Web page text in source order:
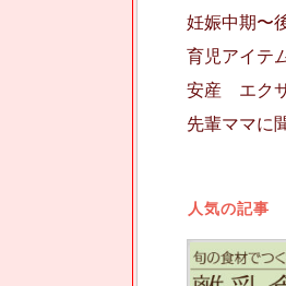
妊娠中期〜
育児アイテ
安産 エク
先輩ママに
人気の記事